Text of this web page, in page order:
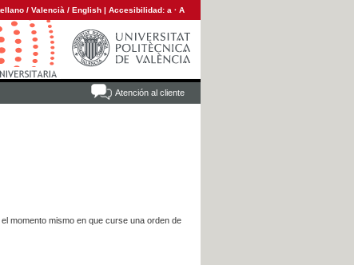
/ Valencià / English | Accesibilidad: a · A
Atención al cliente
momento mismo en que curse una orden de